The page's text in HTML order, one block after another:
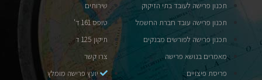
תכנון פרישה לעובד בתי הזיקוק
תכנון פרישה עובד חברת החשמל
תכנון פרישה לפורשים מבנקים
מאמרים בנושא פרישה
פריסת פיצויים
שירותים
טופס 161 ד'
תיקון 125 ד
צרו קשר
יועץ פרישה מומלץ